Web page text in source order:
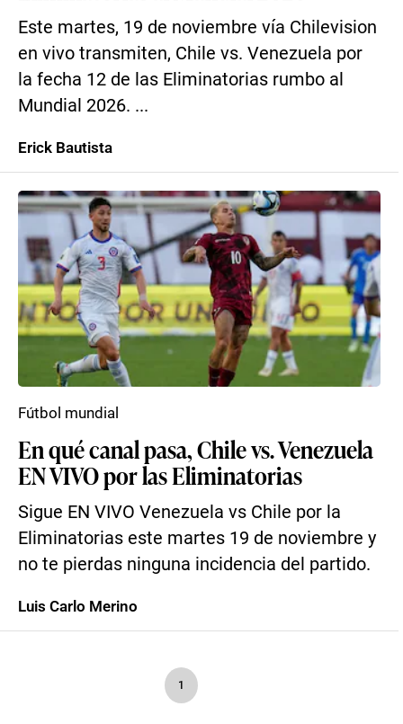
Este martes, 19 de noviembre vía Chilevision
en vivo transmiten, Chile vs. Venezuela por
la fecha 12 de las Eliminatorias rumbo al
Mundial 2026. ...
Erick Bautista
En qué canal pasa, Chile vs. Venezuela
EN VIVO por las Eliminatorias
Sigue EN VIVO Venezuela vs Chile por la
Eliminatorias este martes 19 de noviembre y
no te pierdas ninguna incidencia del partido.
Fútbol mundial
Luis Carlo Merino
1